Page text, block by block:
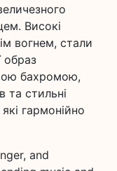
Високі
вогнем, стали
образ
бахромою,
та стильні
гармонійно
and